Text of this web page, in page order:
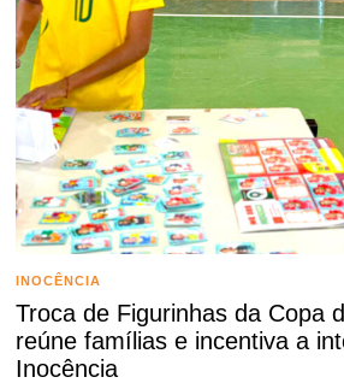
INOCÊNCIA
Troca de Figurinhas da Copa
reúne famílias e incentiva a
Inocência